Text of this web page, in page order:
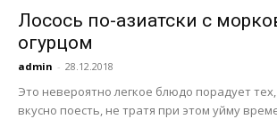
Лосось по-азиатски с
огурцом
admin - 28.12.2018
Это невероятно легкое блюдо порадует
вкусно поесть, не тратя при этом уйму